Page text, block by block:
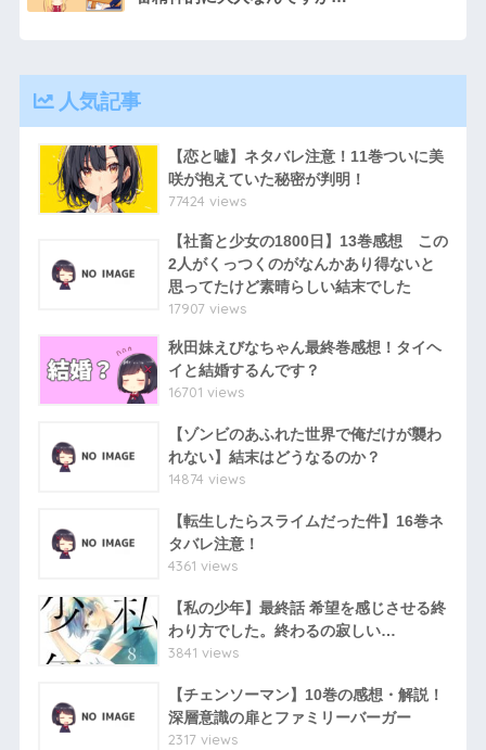
人気記事
【恋と嘘】ネタバレ注意！11巻ついに美
咲が抱えていた秘密が判明！
77424 views
【社畜と少女の1800日】13巻感想 この
2人がくっつくのがなんかあり得ないと
思ってたけど素晴らしい結末でした
17907 views
秋田妹えびなちゃん最終巻感想！タイヘ
イと結婚するんです？
16701 views
【ゾンビのあふれた世界で俺だけが襲わ
れない】結末はどうなるのか？
14874 views
【転生したらスライムだった件】16巻ネ
タバレ注意！
4361 views
【私の少年】最終話 希望を感じさせる終
わり方でした。終わるの寂しい…
3841 views
【チェンソーマン】10巻の感想・解説！
深層意識の扉とファミリーバーガー
2317 views